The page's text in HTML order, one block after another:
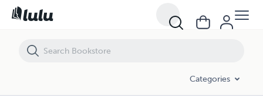
Categories
La Profiler